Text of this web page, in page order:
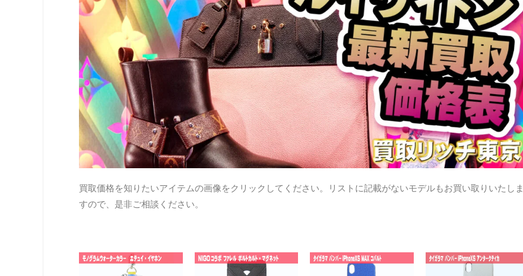
買取価格を知りたいアイテムの画像をクリックしてください。リストに記載がないモデルもお買い取りいたしま
すので、是非ご相談ください。